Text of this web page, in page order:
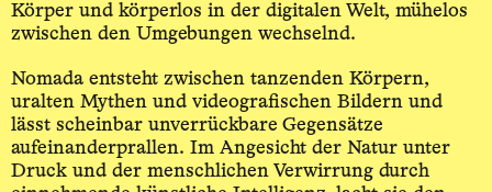
Körper und körperlos in der digitalen Welt, mühelos
zwischen den Umgebungen wechselnd.
Nomada entsteht zwischen tanzenden Körpern,
uralten Mythen und video­grafischen Bildern und
lässt scheinbar unverrückbare Gegensätze
aufeinander­prallen. Im Angesicht der Natur unter
Druck und der menschlichen Verwirrung durch